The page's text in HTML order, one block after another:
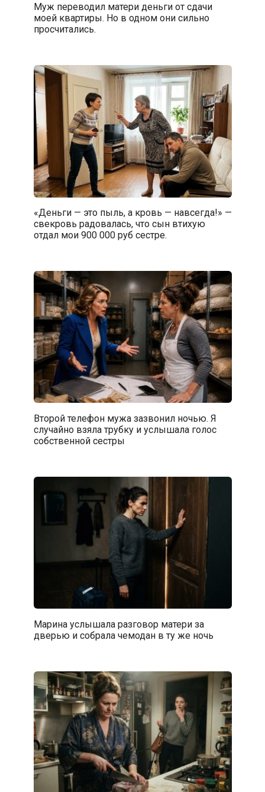
Муж переводил матери деньги от сдачи
моей квартиры. Но в одном они сильно
просчитались.
«Деньги — это пыль, а кровь — навсегда!» —
свекровь радовалась, что сын втихую
отдал мои 900 000 руб сестре.
Второй телефон мужа зазвонил ночью. Я
случайно взяла трубку и услышала голос
собственной сестры
Марина услышала разговор матери за
дверью и собрала чемодан в ту же ночь